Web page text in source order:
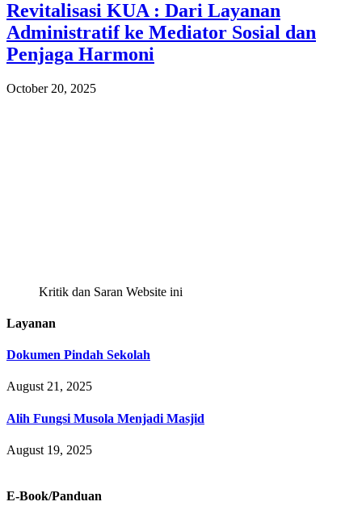
Revitalisasi KUA : Dari Layanan
Administratif ke Mediator Sosial dan
Penjaga Harmoni
October 20, 2025
Kritik dan Saran Website ini
Layanan
Dokumen Pindah Sekolah
August 21, 2025
Alih Fungsi Musola Menjadi Masjid
August 19, 2025
E-Book/Panduan